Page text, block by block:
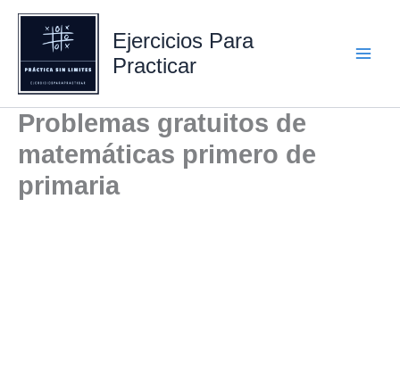
contenido
Ejercicios Para
Practicar
Problemas gratuitos de
matemáticas primero de
primaria